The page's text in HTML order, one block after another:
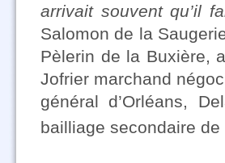
arrivait souvent qu’il
Salomon de la
Pèlerin de la Buxière,
Jofrier marchand
général d’Orléans,
bailliage secondaire